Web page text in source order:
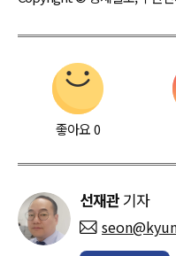
좋아요0
선재관 기자